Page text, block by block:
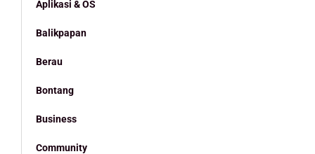
Aplikasi & OS
Balikpapan
Berau
Bontang
Business
Community